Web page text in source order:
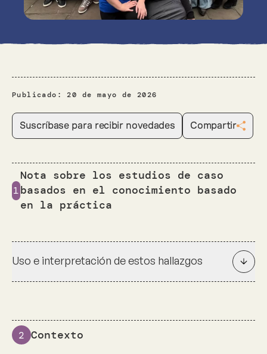
Publicado: 20 de mayo de 2026
Suscríbase para recibir novedades Compartir
1
Nota sobre los estudios de caso
basados en el conocimiento basado
en la práctica
Uso e interpretación de estos hallazgos
2 Contexto